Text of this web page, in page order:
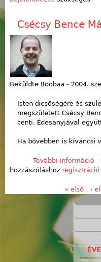
Csécsy Bence
Beküldte Boobaa - 2004.
Isten dicsőségére és
megszületett Csécsy
centi. Édesanyjával
Ha bővebben is kíváncsi
További információ
hozzászóláshoz regisztráció
« első ‹